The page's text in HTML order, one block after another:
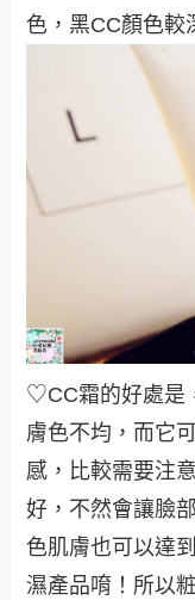
色，黑CC顏色較
♡CC霜的好處是
膚色不均，而它
感，比較需要注
好，不然會讓臉
色肌膚也可以達
濕產品唷！所以